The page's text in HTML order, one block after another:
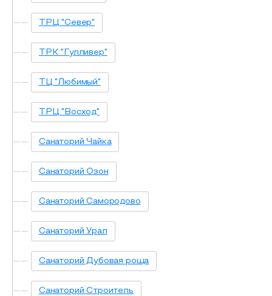
ТРЦ "Север"
ТРК "Гулливер"
ТЦ "Любимый"
ТРЦ "Восход"
Санаторий Чайка
Санаторий Озон
Санаторий Самородово
Санаторий Урал
Санаторий Дубовая роща
Санаторий Строитель